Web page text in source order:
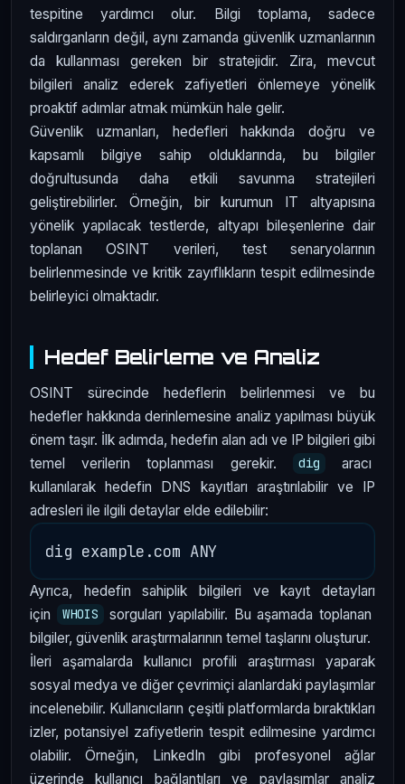
tespitine yardımcı olur. Bilgi toplama, sadece
saldırganların değil, aynı zamanda güvenlik uzmanlarının
da kullanması gereken bir stratejidir. Zira, mevcut
bilgileri analiz ederek zafiyetleri önlemeye yönelik
proaktif adımlar atmak mümkün hale gelir.
Güvenlik uzmanları, hedefleri hakkında doğru ve
kapsamlı bilgiye sahip olduklarında, bu bilgiler
doğrultusunda daha etkili savunma stratejileri
geliştirebilirler. Örneğin, bir kurumun IT altyapısına
yönelik yapılacak testlerde, altyapı bileşenlerine dair
toplanan OSINT verileri, test senaryolarının
belirlenmesinde ve kritik zayıflıkların tespit edilmesinde
belirleyici olmaktadır.
Hedef Belirleme ve Analiz
OSINT sürecinde hedeflerin belirlenmesi ve bu
hedefler hakkında derinlemesine analiz yapılması büyük
önem taşır. İlk adımda, hedefin alan adı ve IP bilgileri gibi
temel verilerin toplanması gerekir.
dig
aracı
kullanılarak hedefin DNS kayıtları araştırılabilir ve IP
adresleri ile ilgili detaylar elde edilebilir:
Ayrıca, hedefin sahiplik bilgileri ve kayıt detayları
için
WHOIS
sorguları yapılabilir. Bu aşamada toplanan
bilgiler, güvenlik araştırmalarının temel taşlarını oluşturur.
İleri aşamalarda kullanıcı profili araştırması yaparak
sosyal medya ve diğer çevrimiçi alanlardaki paylaşımlar
incelenebilir. Kullanıcıların çeşitli platformlarda bıraktıkları
izler, potansiyel zafiyetlerin tespit edilmesine yardımcı
olabilir. Örneğin, LinkedIn gibi profesyonel ağlar
üzerinde kullanıcı bağlantıları ve paylaşımlar analiz